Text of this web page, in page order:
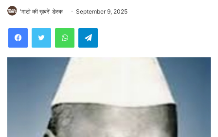
'माटी की ख़बरें' डेस्क September 9, 2025
WhatsAppTelegram